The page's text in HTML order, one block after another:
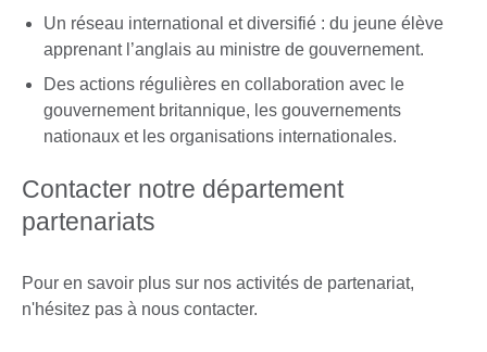
Un réseau international et diversifié : du jeune élève
apprenant l’anglais au ministre de gouvernement.
Des actions régulières en collaboration avec le
gouvernement britannique, les gouvernements
nationaux et les organisations internationales.
Contacter notre département
partenariats
Pour en savoir plus sur nos activités de partenariat,
n'hésitez pas à nous contacter.